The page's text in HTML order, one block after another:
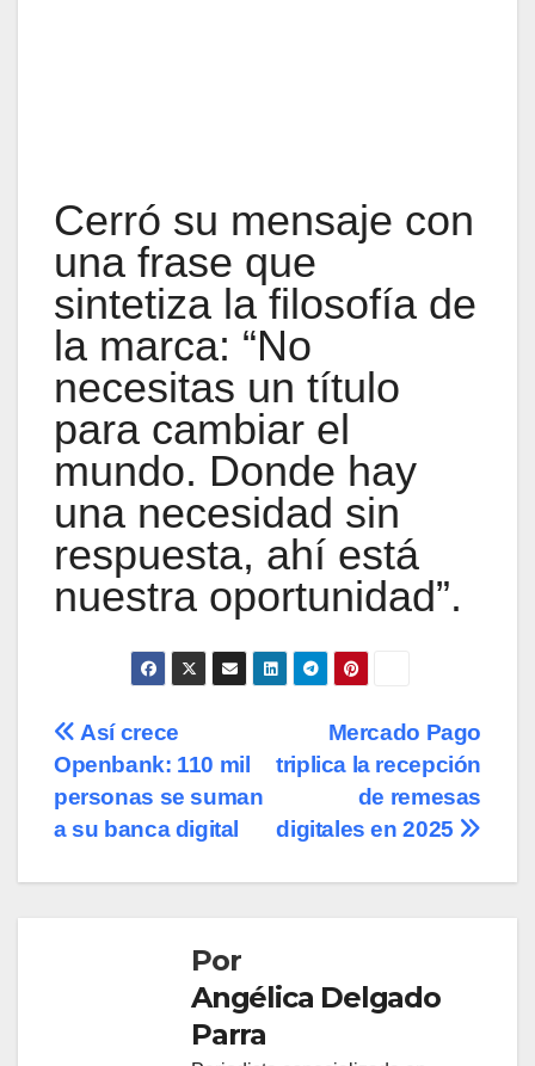
Cerró su mensaje con
una frase que
sintetiza la filosofía de
la marca: “No
necesitas un título
para cambiar el
mundo. Donde hay
una necesidad sin
respuesta, ahí está
nuestra oportunidad”.
Navegación
de
entradas
Mercado Pago
triplica la recepción
de remesas
digitales en 2025
Así crece
Openbank: 110 mil
personas se suman
a su banca digital
Por
Angélica Delgado
Parra